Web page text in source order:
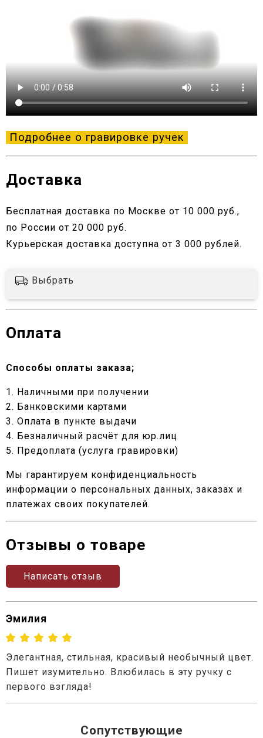
Подробнее о гравировке ручек
Доставка
Бесплатная доставка по Москве от 10 000 руб.,
по России от 20 000 руб.
Курьерская доставка доступна от 3 000 рублей.
Выбрать
Оплата
Способы оплаты заказа;
1. Наличными при получении
2. Банковскими картами
3. Оплата в пункте выдачи
4. Безналичный расчёт для юр.лиц
5. Предоплата (услуга гравировки)
Мы гарантируем конфиденциальность
информации о персональных данных, заказах и
платежах своих покупателей.
Отзывы о товаре
Написать отзыв
Эмилия
Элегантная, стильная, красивый необычный цвет.
Пишет изумительно. Влюбилась в эту ручку с
первого взгляда!
Сопутствующие